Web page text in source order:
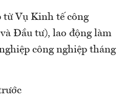
từ Vụ Kinh tế công
Đầu tư), lao động làm
công nghiệp tháng